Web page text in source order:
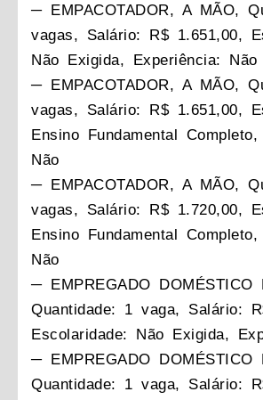
─ EMPACOTADOR, A MÃO,
vagas, Salário: R$ 1.651,00,
Não Exigida, Experiência: Não
─ EMPACOTADOR, A MÃO,
vagas, Salário: R$ 1.651,00,
Ensino Fundamental
Não
─ EMPACOTADOR, A MÃO,
vagas, Salário: R$ 1.720,00,
Ensino Fundamental
Não
─ EMPREGADO DOMÉSTICO
Quantidade: 1 vaga, Salário:
Escolaridade: Não Exigida,
─ EMPREGADO DOMÉSTICO
Quantidade: 1 vaga, Salário: